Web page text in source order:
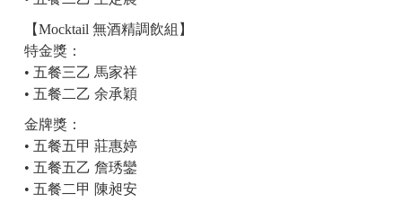
【Mocktail 無酒精調飲組】
特金獎：
• 五餐三乙 馬家祥
• 五餐二乙 余承穎
金牌獎：
• 五餐五甲 莊惠婷
• 五餐五乙 詹琇鑾
• 五餐二甲 陳昶安